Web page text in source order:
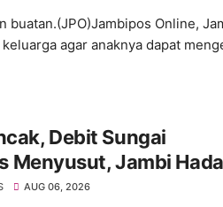
buatan.(JPO)Jambipos Online,
agar anaknya dapat
Debit Sungai
Menyusut, Jambi
Bersih dan Karhutla
AUG 06, 2026